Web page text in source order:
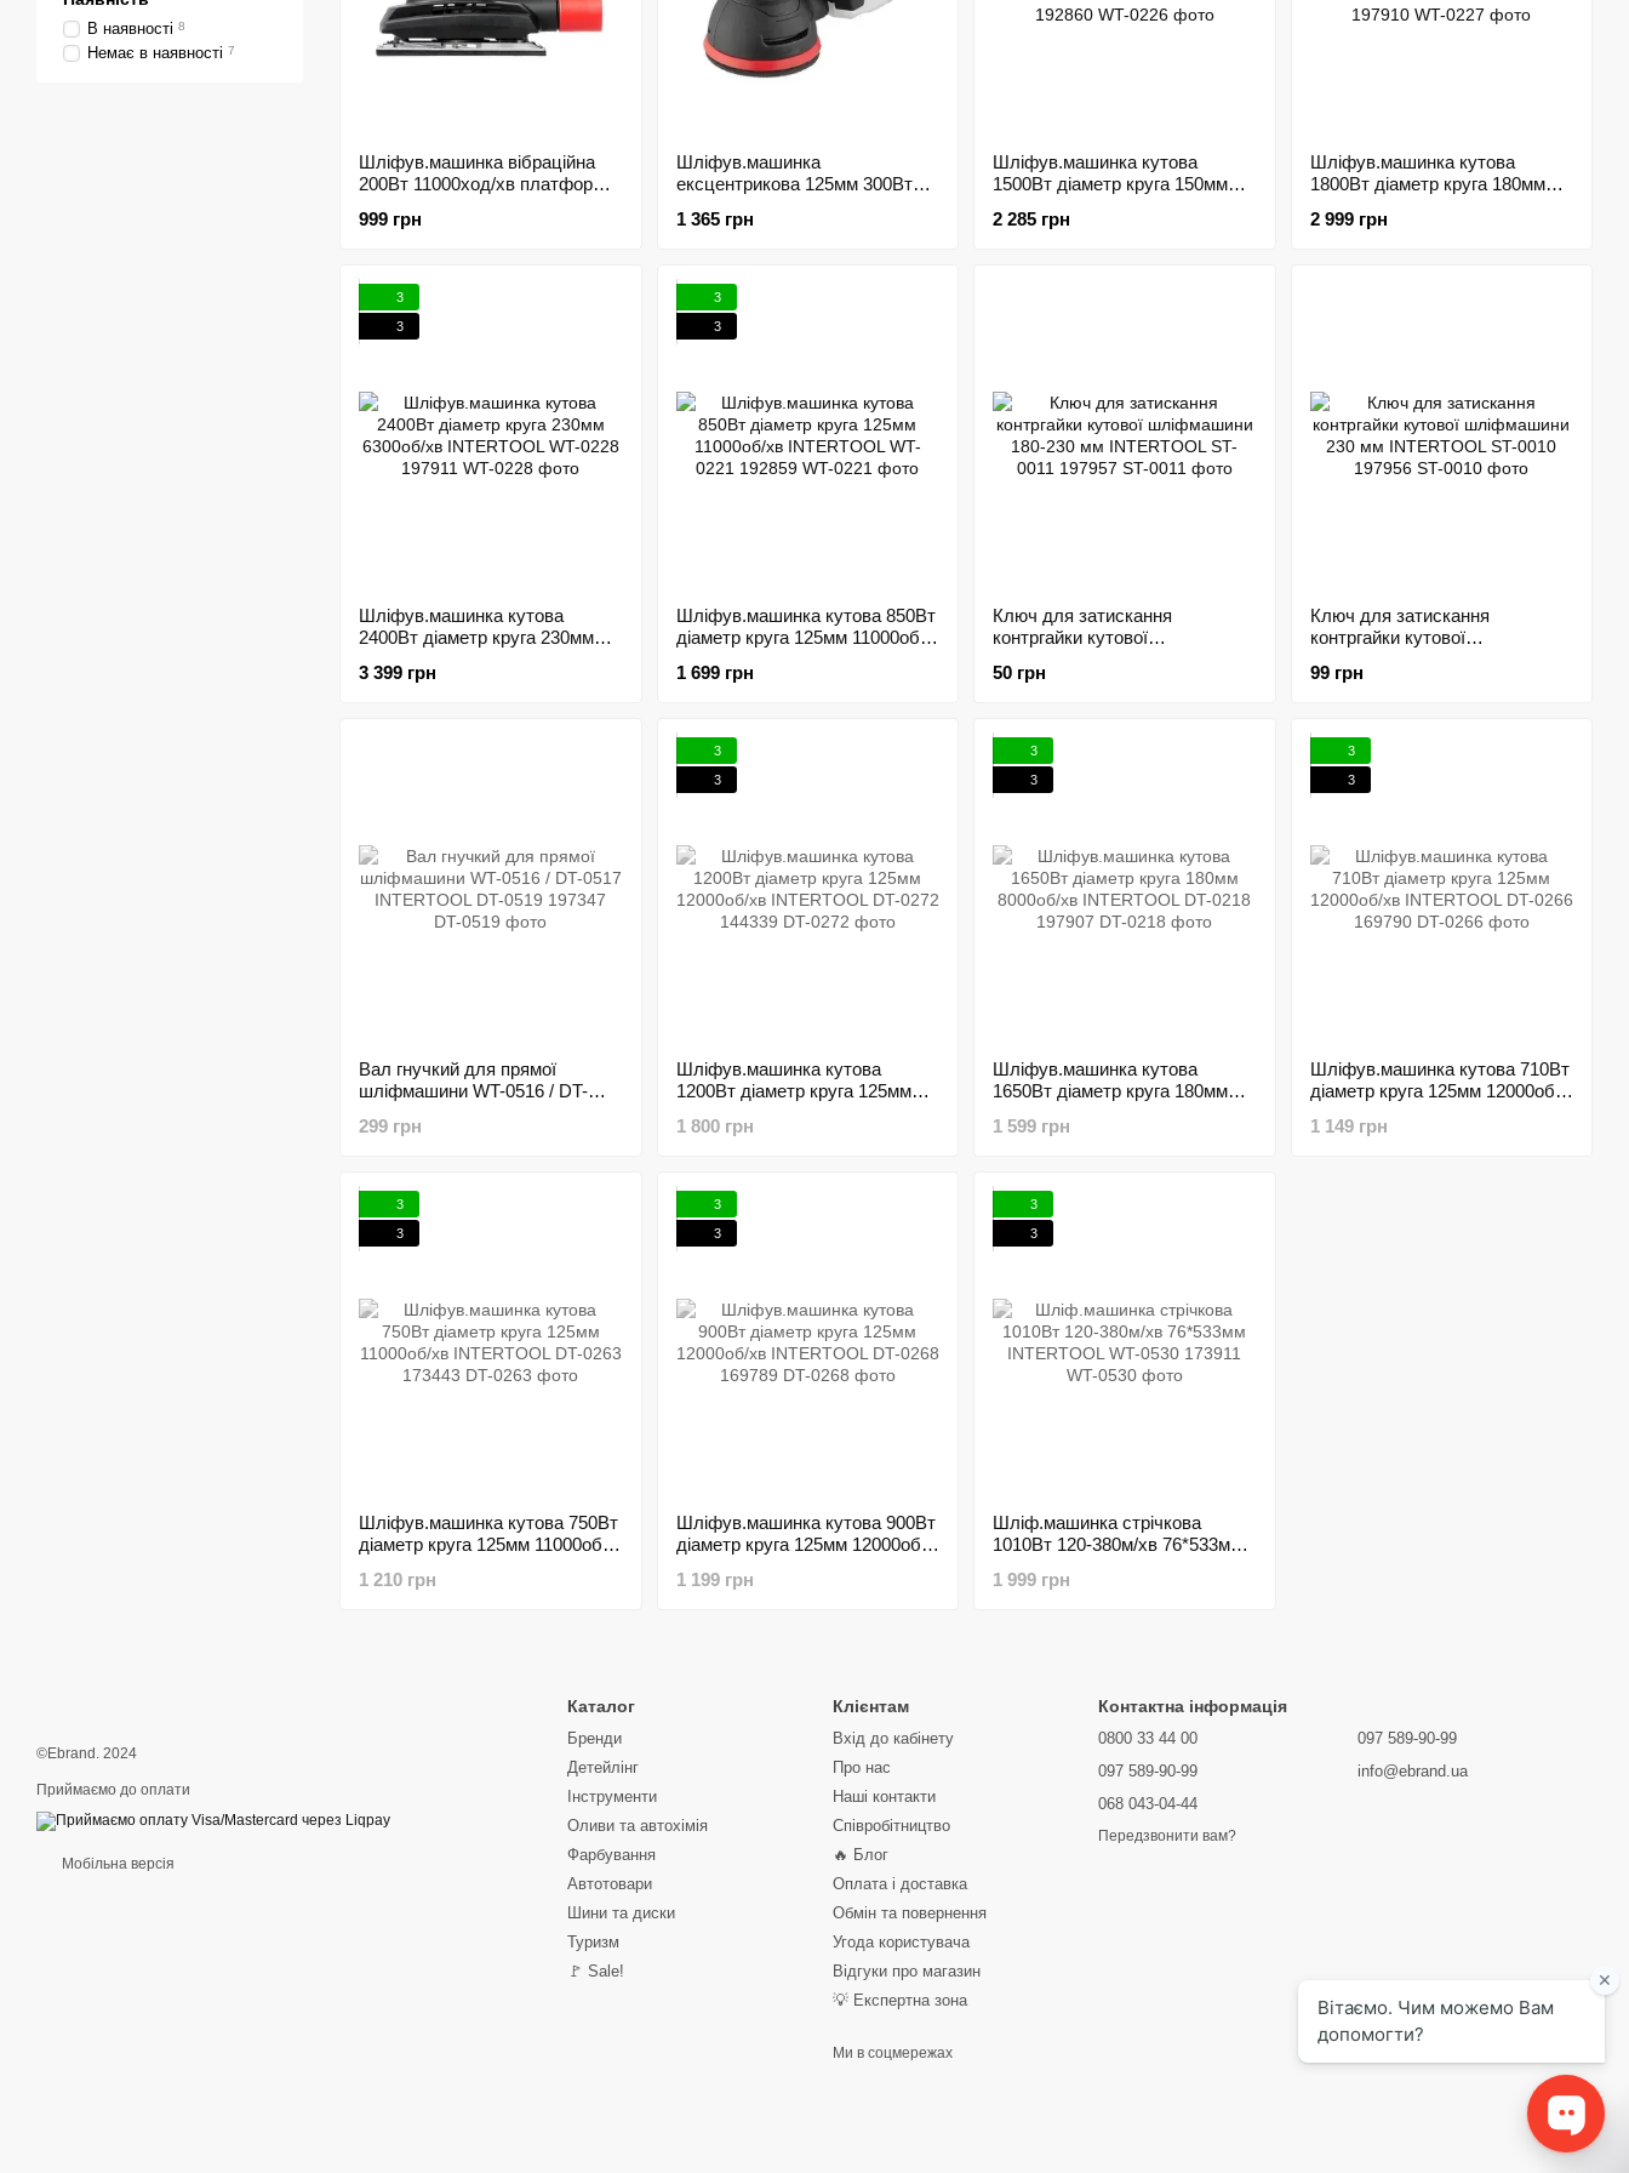
Шліфув.машинка вібраційна
200Вт 11000ход/хв платформа
0521 156325
999 грн
Шліфув.машинка
ексцентрикова 125мм 300Вт
WT-0541 192865
1 365 грн
Шліфув.машинка кутова
1500Вт діаметр круга 150мм
0226 192860
2 285 грн
Шліфув.машинка кутова
1800Вт діаметр круга 180мм
0227 197910
2 999 грн
3
3
Шліфув.машинка кутова
2400Вт діаметр круга 230мм
0228 197911
3 399 грн
3
3
Шліфув.машинка кутова 850Вт
діаметр круга 125мм 11000об/
192859
1 699 грн
Ключ для затискання
контргайки кутової
INTERTOOL ST-0011 197957
50 грн
Ключ для затискання
контргайки кутової
INTERTOOL ST-0010 197956
99 грн
Вал гнучкий для прямої
шліфмашини WT-0516 / DT-
197347
299 грн
3
3
Шліфув.машинка кутова
1200Вт діаметр круга 125мм
0272 144339
1 800 грн
3
3
Шліфув.машинка кутова
1650Вт діаметр круга 180мм
0218 197907
1 599 грн
3
3
Шліфув.машинка кутова 710Вт
діаметр круга 125мм 12000об/
169790
1 149 грн
3
3
Шліфув.машинка кутова 750Вт
діаметр круга 125мм 11000об/
173443
1 210 грн
3
3
Шліфув.машинка кутова 900Вт
діаметр круга 125мм 12000об/
169789
1 199 грн
3
3
Шліф.машинка стрічкова
1010Вт 120-380м/хв 76*533мм
1 999 грн
В наявності 8
Немає в наявності 7
©Ebrand. 2024
Приймаємо до оплати
Мобільна версія
Каталог
Бренди
Детейлінг
Інструменти
Оливи та автохімія
Фарбування
Автотовари
Шини та диски
Туризм
🚩 Sale!
Клієнтам
Вхід до кабінету
Про нас
Наші контакти
Співробітництво
🔥 Блог
Оплата і доставка
Обмін та повернення
Угода користувача
Відгуки про магазин
💡 Експертна зона
Ми в соцмережах
Контактна інформація
0800 33 44 00
097 589-90-99
068 043-04-44
Передзвонити вам?
097 589-90-99
info@ebrand.ua